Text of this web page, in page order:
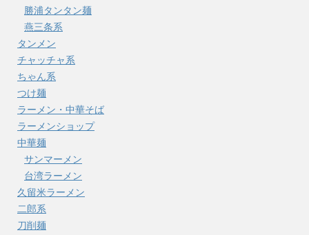
勝浦タンタン麺
燕三条系
タンメン
チャッチャ系
ちゃん系
つけ麺
ラーメン・中華そば
ラーメンショップ
中華麺
サンマーメン
台湾ラーメン
久留米ラーメン
二郎系
刀削麺